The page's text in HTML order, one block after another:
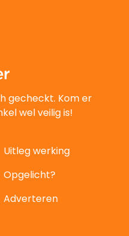
gecheckt. Kom er
wel veilig is!
Uitleg werking
Opgelicht?
Adverteren